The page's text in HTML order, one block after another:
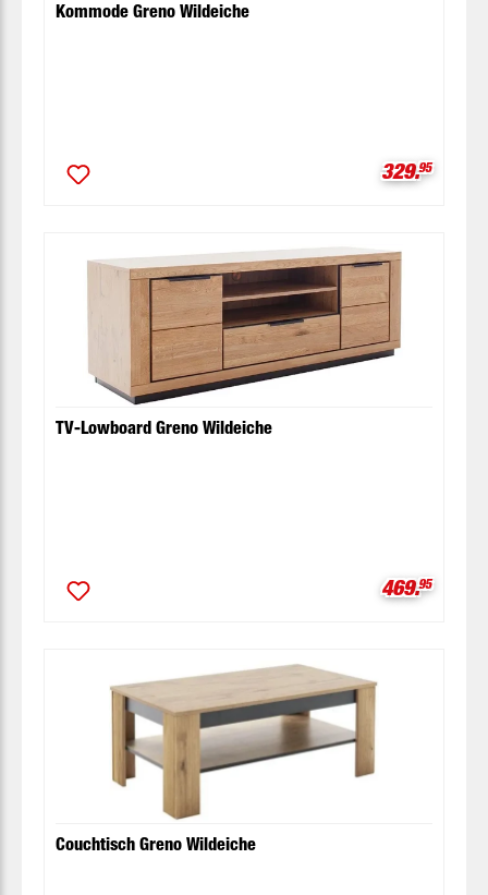
Kommode Greno Wildeiche
329.95
TV-Lowboard Greno Wildeiche
469.95
Couchtisch Greno Wildeiche